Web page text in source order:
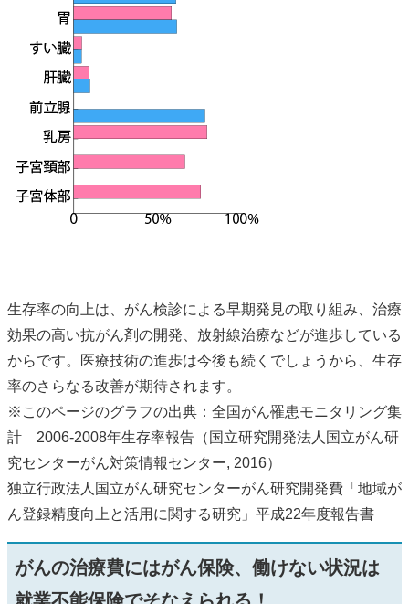
生存率の向上は、がん検診による早期発見の取り組み、治療
効果の高い抗がん剤の開発、放射線治療などが進歩している
からです。医療技術の進歩は今後も続くでしょうから、生存
率のさらなる改善が期待されます。
※このページのグラフの出典：全国がん罹患モニタリング集
計 2006-2008年生存率報告（国立研究開発法人国立がん研
究センターがん対策情報センター, 2016）
独立行政法人国立がん研究センターがん研究開発費「地域が
ん登録精度向上と活用に関する研究」平成22年度報告書
がんの治療費にはがん保険、働けない状況は
就業不能保険でそなえられる！